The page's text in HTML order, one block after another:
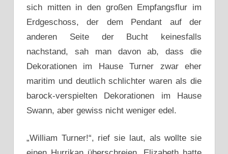
sich mitten in den großen Empfangsflur im
Erdgeschoss, der dem Pendant auf der
anderen Seite der Bucht keinesfalls
nachstand, sah man davon ab, dass die
Dekorationen im Hause Turner zwar eher
maritim und deutlich schlichter waren als die
barock-verspielten Dekorationen im Hause
Swann, aber gewiss nicht weniger edel.
„William Turner!“, rief sie laut, als wollte sie